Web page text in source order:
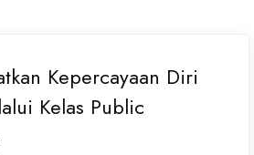
Kepercayaan Diri
Kelas Public